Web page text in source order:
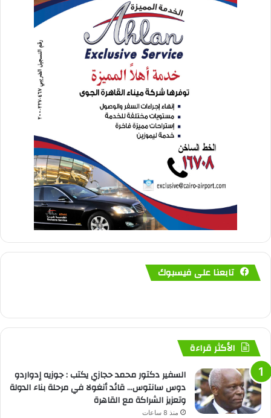
تابعنا على فيسبوك
الأكثر قراءة
السفير دكتور محمد حجازي يكتب : جوزيه إدواردو
دوس سانتوس… قائد أنغولا في مرحلة بناء الدولة
وتعزيز الشراكة مع القاهرة
منذ 8 ساعات